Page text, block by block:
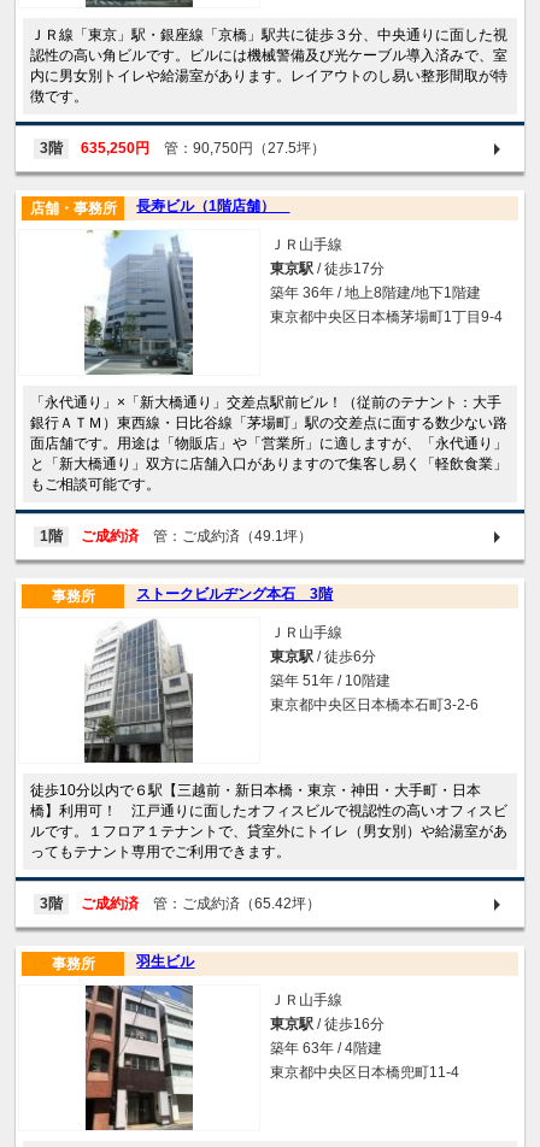
ＪＲ線「東京」駅・銀座線「京橋」駅共に徒歩３分、中央通りに面した視
認性の高い角ビルです。ビルには機械警備及び光ケーブル導入済みで、室
内に男女別トイレや給湯室があります。レイアウトのし易い整形間取が特
徴です。
3階 635,250円 管：90,750円（27.5坪）
長寿ビル（1階店舗）
店舗・事務所
ＪＲ山手線
東京駅 / 徒歩17分
築年 36年 / 地上8階建/地下1階建
東京都中央区日本橋茅場町1丁目9-4
「永代通り」×「新大橋通り」交差点駅前ビル！（従前のテナント：大手
銀行ＡＴＭ）東西線・日比谷線「茅場町」駅の交差点に面する数少ない路
面店舗です。用途は「物販店」や「営業所」に適しますが、「永代通り」
と「新大橋通り」双方に店舗入口がありますので集客し易く「軽飲食業」
もご相談可能です。
1階 ご成約済 管：ご成約済（49.1坪）
ストークビルヂング本石 3階
事務所
ＪＲ山手線
東京駅 / 徒歩6分
築年 51年 / 10階建
東京都中央区日本橋本石町3-2-6
徒歩10分以内で６駅【三越前・新日本橋・東京・神田・大手町・日本
橋】利用可！ 江戸通りに面したオフィスビルで視認性の高いオフィスビ
ルです。１フロア１テナントで、貸室外にトイレ（男女別）や給湯室があ
ってもテナント専用でご利用できます。
3階 ご成約済 管：ご成約済（65.42坪）
羽生ビル
事務所
ＪＲ山手線
東京駅 / 徒歩16分
築年 63年 / 4階建
東京都中央区日本橋兜町11-4